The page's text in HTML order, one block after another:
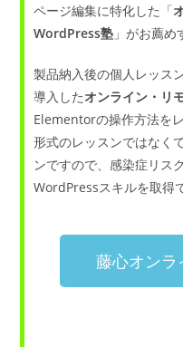
ページ編集に特化した「
WordPress塾 」がお薦め
製品納入後の個人レッス
導入したオンライン・リ
Elementorの操作方法を
形式のレッスンではなく
ンですので、感染症リス
WordPressスキルを取得
藤心オン